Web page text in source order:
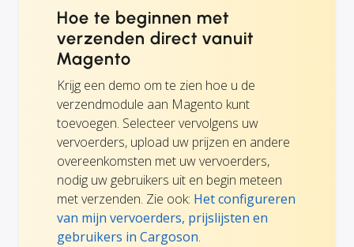
Hoe te beginnen met
verzenden direct vanuit
Magento
Krijg een demo om te zien hoe u de
verzendmodule aan Magento kunt
toevoegen. Selecteer vervolgens uw
vervoerders, upload uw prijzen en andere
overeenkomsten met uw vervoerders,
nodig uw gebruikers uit en begin meteen
met verzenden. Zie ook: Het configureren
van mijn vervoerders, prijslijsten en
gebruikers in Cargoson.